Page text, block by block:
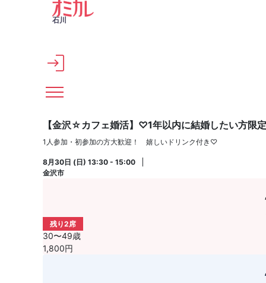
メインコンテンツへスキップ
石川
【金沢☆カフェ婚活】♡1年以内に結婚したい方
1人参加・初参加の方大歓迎！ 嬉しいドリンク付き♡
8月30日 (日) 13:30 - 15:00
金沢市
残り2席
30〜49歳
1,800円